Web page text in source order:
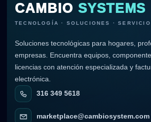
CAMBIO SYSTEMS
TECNOLOGÍA · SOLUCIONES · SERVICIO
Soluciones tecnológicas para hogares,
empresas. Encuentra equipos,
licencias con atención especializada y
electrónica.
316 349 5618
marketplace@cambiosystem.com